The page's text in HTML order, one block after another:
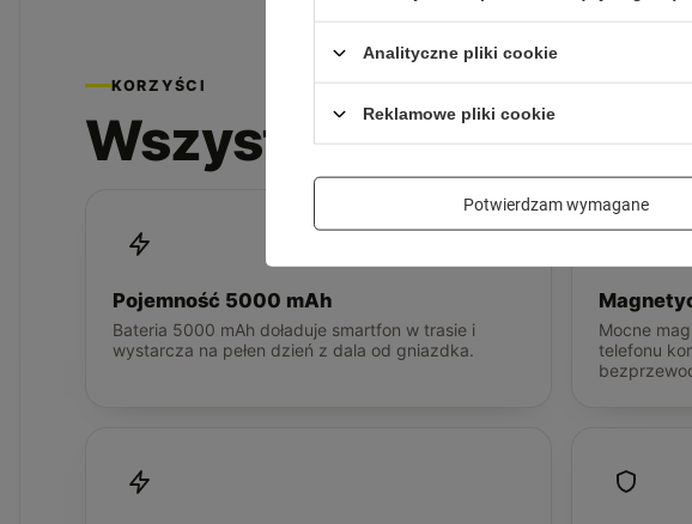
KORZYŚCI
Wszystko, czego
Pojemność 5000 mAh
Bateria 5000 mAh doładuje smartfon w trasie i
wystarcza na pełen dzień z dala od gniazdka.
Mocne
telefonu
Analityczne pliki cookie
Reklamowe pliki cookie
Potwierdzam wymagane